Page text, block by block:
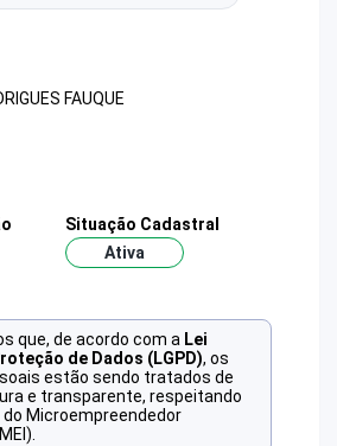
FAUQUE
Situação Cadastral
Ativa
que, de acordo com a Lei
de Dados (LGPD), os
estão sendo tratados de
e transparente, respeitando
Microempreendedor